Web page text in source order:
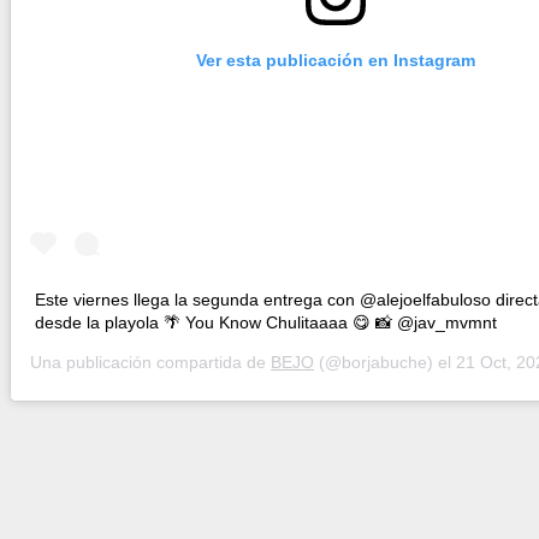
Ver esta publicación en Instagram
Este viernes llega la segunda entrega con @alejoelfabuloso
desde la playola 🌴 You Know Chulitaaaa 😋 📸 @jav_mvmnt
Una publicación compartida de BEJO (@borjabuche) el 21 Oct, 2020